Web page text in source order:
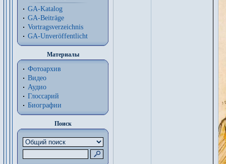
GA-Katalog
GA-Beiträge
Vortragsverzeichnis
GA-Unveröffentlicht
Материалы
Фотоархив
Видео
Аудио
Глоссарий
Биографии
Поиск